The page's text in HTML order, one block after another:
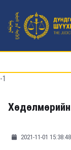
-1
2021-11-01 15:38:48